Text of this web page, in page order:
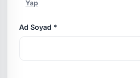
Yap
Ad Soyad *